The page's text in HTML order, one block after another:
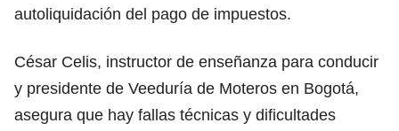
autoliquidación del pago de impuestos.
César Celis, instructor de enseñanza para conducir
y presidente de Veeduría de Moteros en Bogotá,
asegura que hay fallas técnicas y dificultades